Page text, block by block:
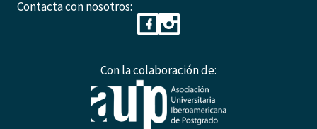
Contacta con nosotros:
Con la colaboración de: